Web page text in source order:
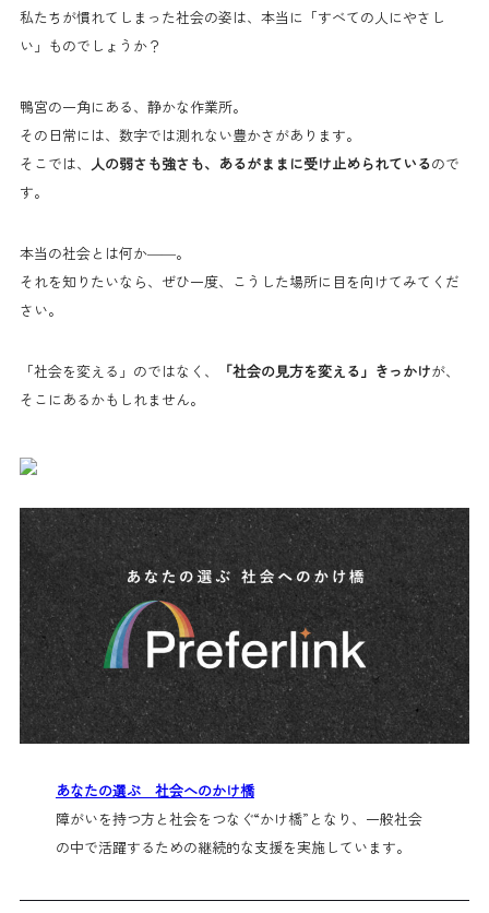
私たちが慣れてしまった社会の姿は、本当に「すべての人にやさし
い」ものでしょうか？
鴨宮の一角にある、静かな作業所。
その日常には、数字では測れない豊かさがあります。
そこでは、
人の弱さも強さも、あるがままに受け止められているので
す。
本当の社会とは何か――。
それを知りたいなら、ぜひ一度、こうした場所に目を向けてみてくだ
さい。
「社会を変える」のではなく、 「社会の見方を変える」きっかけが、
そこにあるかもしれません。
あなたの選ぶ 社会へのかけ橋
障がいを持つ方と社会をつなぐ“かけ橋”となり、一般社会
の中で活躍するための継続的な支援を実施しています。